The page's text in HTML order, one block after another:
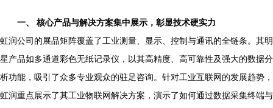
一、 核心产品与解决方案集中展示，彰显技术硬实力
虹润公司的展品矩阵覆盖了工业测量、显示、控制与通讯的全链条。其明
星产品如多通道彩色无纸记录仪，以其高精度、高可靠性及强大的数据分
析功能，吸引了众多专业观众的驻足咨询。针对工业互联网的发展趋势，
虹润重点展示了其工业物联网解决方案，演示了如何通过数据采集终端与